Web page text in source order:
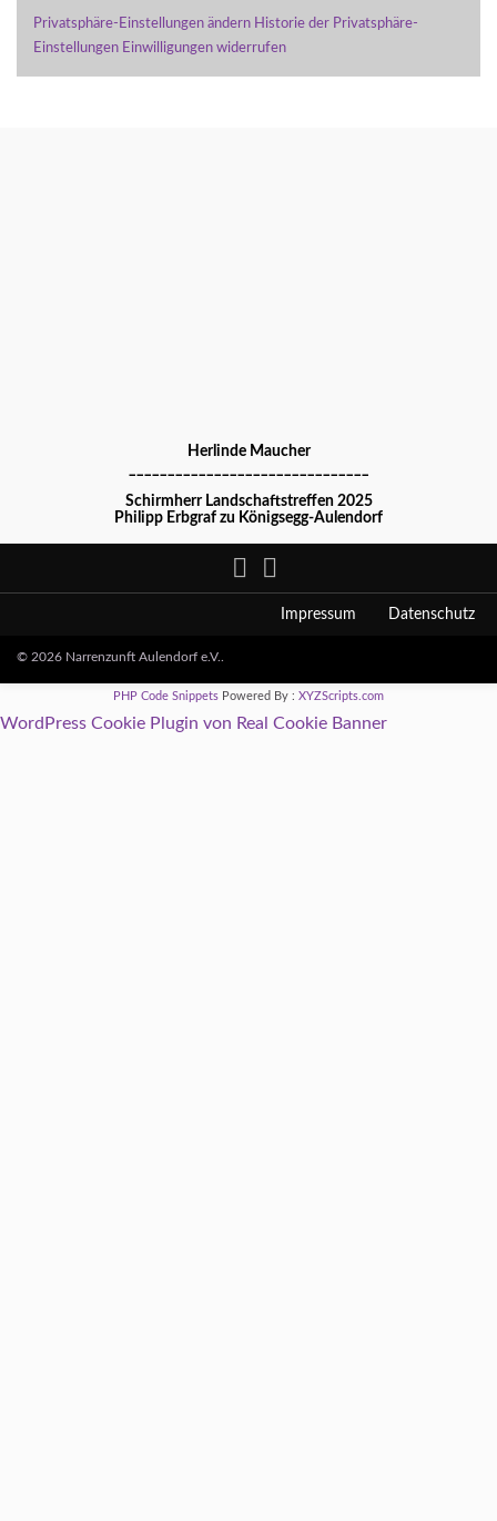
Privatsphäre-Einstellungen ändern Historie der Privatsphäre-
Einstellungen Einwilligungen widerrufen
Herlinde Maucher
Schirmherr Landschaftstreffen 2025
Philipp Erbgraf zu Königsegg-Aulendorf
Impressum Datenschutz
© 2026 Narrenzunft Aulendorf e.V..
PHP Code Snippets Powered By : XYZScripts.com
WordPress Cookie Plugin von Real Cookie Banner